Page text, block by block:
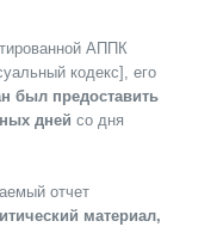
АППК
кодекс], его
был предоставить
дней со дня
отчет
материал,